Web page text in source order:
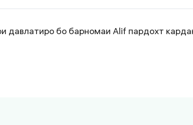
давлатиро бо барномаи Alif пардохт